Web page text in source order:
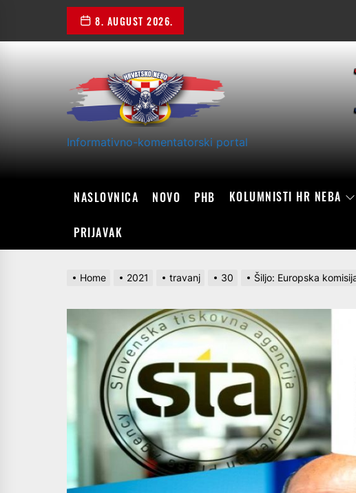
the
8. AUGUST 2026.
Informativno-komentatorski portal
NASLOVNICA NOVO PHB KOLUMNISTI HR NEBA
PRIJAVAK
Home 2021 travanj 30 Šiljo: Europska